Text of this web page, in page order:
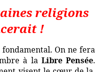
religions
!
fondamental. On ne fera
à la Libre Pensée.